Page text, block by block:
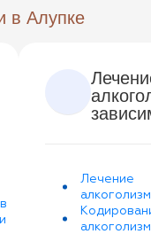
в Алупке
Лечение